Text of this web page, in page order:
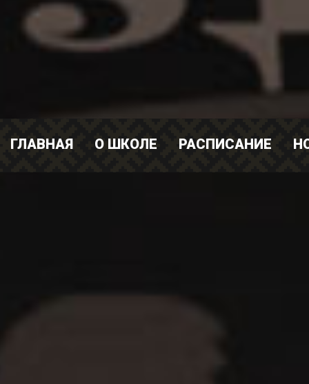
ГЛАВНАЯ О ШКОЛЕ РАСПИСАНИЕ